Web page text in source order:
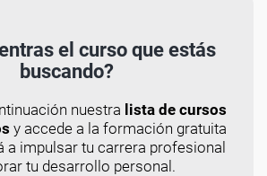
el curso que estás
buscando?
nuestra lista de cursos
y accede a la formación gratuita
a impulsar tu carrera profesional
tu desarrollo personal.